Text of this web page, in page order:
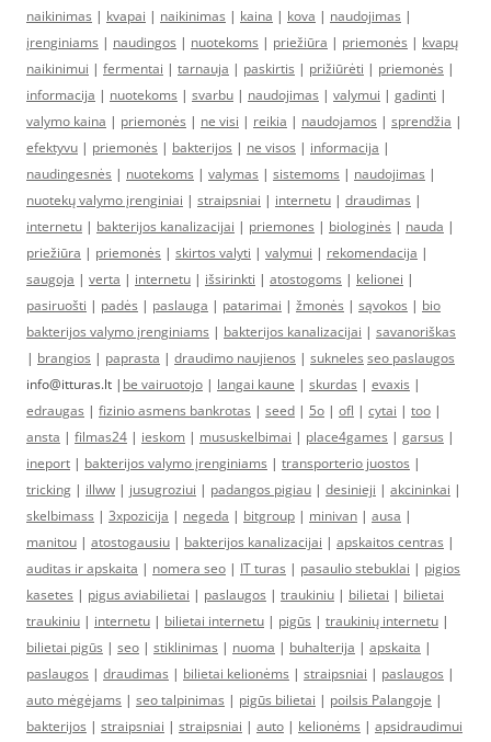
naikinimas | kvapai | naikinimas | kaina | kova | naudojimas |
įrenginiams | naudingos | nuotekoms | priežiūra | priemonės | kvapų
naikinimui | fermentai | tarnauja | paskirtis | prižiūrėti | priemonės |
informacija | nuotekoms | svarbu | naudojimas | valymui | gadinti |
valymo kaina | priemonės | ne visi | reikia | naudojamos | sprendžia |
efektyvu | priemonės | bakterijos | ne visos | informacija |
naudingesnės | nuotekoms | valymas | sistemoms | naudojimas |
nuotekų valymo įrenginiai | straipsniai | internetu | draudimas |
internetu | bakterijos kanalizacijai | priemones | biologinės | nauda |
priežiūra | priemonės | skirtos valyti | valymui | rekomendacija |
saugoja | verta | internetu | išsirinkti | atostogoms | kelionei |
pasiruošti | padės | paslauga | patarimai | žmonės | sąvokos | bio
bakterijos valymo įrenginiams | bakterijos kanalizacijai | savanoriškas
| brangios | paprasta | draudimo naujienos | sukneles seo paslaugos
info@itturas.lt | be vairuotojo | langai kaune | skurdas | evaxis |
edraugas | fizinio asmens bankrotas | seed | 5o | ofl | cytai | too |
ansta | filmas24 | ieskom | mususkelbimai | place4games | garsus |
ineport | bakterijos valymo įrenginiams | transporterio juostos |
tricking | illww | jusugroziui | padangos pigiau | desinieji | akcininkai |
skelbimass | 3xpozicija | negeda | bitgroup | minivan | ausa |
manitou | atostogausiu | bakterijos kanalizacijai | apskaitos centras |
auditas ir apskaita | nomera seo | IT turas | pasaulio stebuklai | pigios
kasetes | pigus aviabilietai | paslaugos | traukiniu | bilietai | bilietai
traukiniu | internetu | bilietai internetu | pigūs | traukinių internetu |
bilietai pigūs | seo | stiklinimas | nuoma | buhalterija | apskaita |
paslaugos | draudimas | bilietai kelionėms | straipsniai | paslaugos |
auto mėgėjams | seo talpinimas | pigūs bilietai | poilsis Palangoje |
bakterijos | straipsniai | straipsniai | auto | kelionėms | apsidraudimui